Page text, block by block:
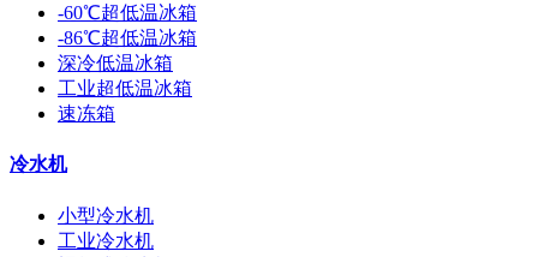
-60℃超低温冰箱
-86℃超低温冰箱
深冷低温冰箱
工业超低温冰箱
速冻箱
冷水机
小型冷水机
工业冷水机